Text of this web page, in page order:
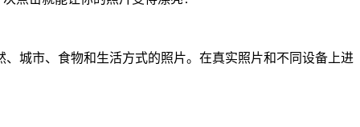
城市、食物和生活方式的照片。在真实照片和不同设备上进